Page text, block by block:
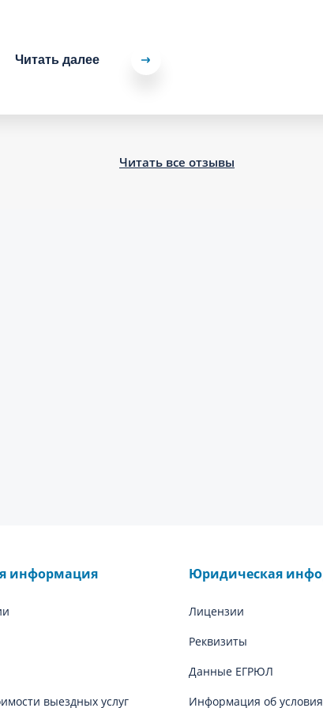
Читать далее
Читать все отзывы
информация
выездных услуг
Юридическая
Лицензии
Реквизиты
Данные ЕГРЮЛ
Информация об